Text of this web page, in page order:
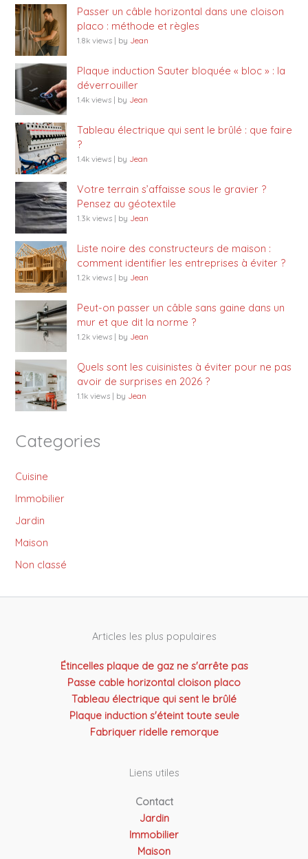
Passer un câble horizontal dans une cloison
placo : méthode et règles
1.8k views | by Jean
Plaque induction Sauter bloquée « bloc » : la
déverrouiller
1.4k views | by Jean
Tableau électrique qui sent le brûlé : que faire
?
1.4k views | by Jean
Votre terrain s’affaisse sous le gravier ?
Pensez au géotextile
1.3k views | by Jean
Liste noire des constructeurs de maison :
comment identifier les entreprises à éviter ?
1.2k views | by Jean
Peut-on passer un câble sans gaine dans un
mur et que dit la norme ?
1.2k views | by Jean
Quels sont les cuisinistes à éviter pour ne pas
avoir de surprises en 2026 ?
1.1k views | by Jean
Categories
Cuisine
Immobilier
Jardin
Maison
Non classé
Articles les plus populaires
Étincelles plaque de gaz ne s'arrête pas
Passe cable horizontal cloison placo
Tableau électrique qui sent le brûlé
Plaque induction s'éteint toute seule
Fabriquer ridelle remorque
Liens utiles
Contact
Jardin
Immobilier
Maison